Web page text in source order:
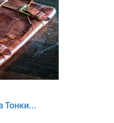
Тонки...